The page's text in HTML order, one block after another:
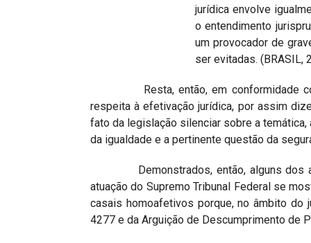
jurídica envolve
o entendimento
um provocador de
ser evitadas.
Resta, então, em conformidade com
respeita à efetivação jurídica, por assim
fato da legislação silenciar sobre a
da igualdade e a pertinente questão da
Demonstrados, então, alguns dos
atuação do Supremo Tribunal Federal se
casais homoafetivos porque, no âmbito do
4277 e da Arguição de Descumprimento de